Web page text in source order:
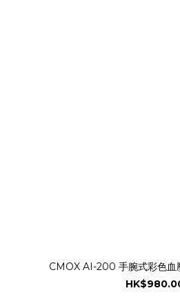
CMOX AI-200 手腕式彩色血